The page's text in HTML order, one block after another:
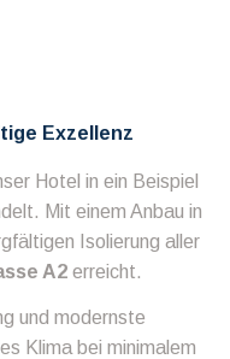
Exzellenz
Hotel in ein Beispiel
Mit einem Anbau in
Isolierung aller
A2 erreicht.
und modernste
Klima bei minimalem